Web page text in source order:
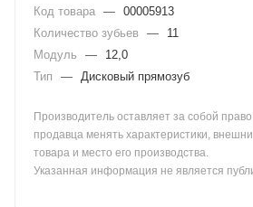
Код товара — 00005913
Количество зубьев
—
11
Модуль
—
12,0
Тип
— Дисковый прямозуб
Производитель оставляет за собой
продавца менять характеристики,
товара и место его производства.
Указанная информация не является